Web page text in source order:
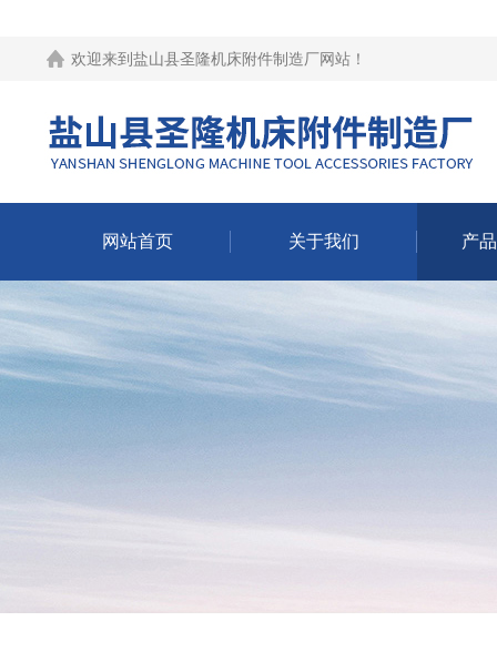
欢迎来到 盐山县圣隆机床附件制造厂网站 ！
网站首页 关于我们 产